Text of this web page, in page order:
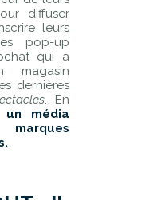
diffuser
leurs
pop-up
qui a
magasin
dernières
. En
média